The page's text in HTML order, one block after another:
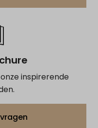
inspirerende